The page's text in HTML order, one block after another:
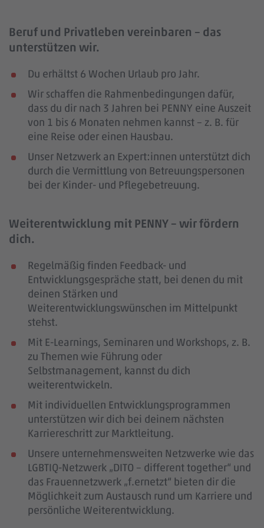
Beruf und Privatleben vereinbaren – das
unterstützen wir.
Du erhältst 6 Wochen Urlaub pro Jahr.
Wir schaffen die Rahmenbedingungen dafür,
dass du dir nach 3 Jahren bei PENNY eine Auszeit
von 1 bis 6 Monaten nehmen kannst – z. B. für
eine Reise oder einen Hausbau.
Unser Netzwerk an Expert:innen unterstützt dich
durch die Vermittlung von Betreuungspersonen
bei der Kinder- und Pflegebetreuung.
Weiterentwicklung mit PENNY – wir fördern
dich.
Regelmäßig finden Feedback- und
Entwicklungsgespräche statt, bei denen du mit
deinen Stärken und
Weiterentwicklungswünschen im Mittelpunkt
stehst.
Mit E-Learnings, Seminaren und Workshops, z. B.
zu Themen wie Führung oder
Selbstmanagement, kannst du dich
weiterentwickeln.
Mit individuellen Entwicklungsprogrammen
unterstützen wir dich bei deinem nächsten
Karriereschritt zur Marktleitung.
Unsere unternehmensweiten Netzwerke wie das
LGBTIQ-Netzwerk „DITO – different together“ und
das Frauennetzwerk „f.ernetzt“ bieten dir die
Möglichkeit zum Austausch rund um Karriere und
persönliche Weiterentwicklung.